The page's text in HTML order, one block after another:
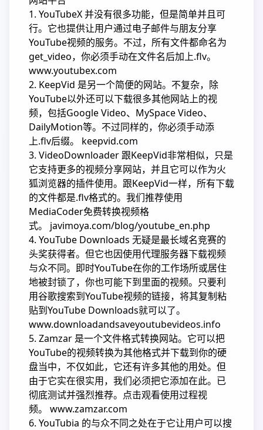
1. YouTubeX 并没有很多功能，但是简单并且可
行。它也提供让用户通过电子邮件与朋友分享
YouTube视频的服务。不过，所有文件都命名为
get_video，你必须手动在文件名后加上.flv。
www.youtubex.com
2. KeepVid 是另一个简便的网站。不复杂，除
YouTube以外还可以下载很多其他网站上的视
频，包括Google Video、MySpace Video、
DailyMotion等。不过同样的，你必须手动添
上.flv后缀。 keepvid.com
3. VideoDownloader 跟KeepVid非常相似，只是
它支持更多的视频分享网站，并且它可以作为火
狐浏览器的插件使用。跟KeepVid一样，所有下载
的文件都是.flv格式的。我们推荐使用
MediaCoder免费转换视频格
式。 javimoya.com/blog/youtube_en.php
4. YouTube Downloads 无疑是最长域名竞赛的
头奖获得者。但它也因使用代理服务器下载视频
与众不同。即时YouTube在你的工作场所或居住
地被封锁了，你也可能下到里面的视频。只要利
用谷歌搜索到YouTube视频的链接，将其复制粘
贴到YouTube Downloads就可以了。
www.downloadandsaveyoutubevideos.info
5. Zamzar 是一个文件格式转换网站。它可以把
YouTube的视频转换为其他格式并下载到你的硬
盘当中，不仅如此，它还有许多其他的用处。但
由于它实在很实用，我们必须把它添加在此。已
彻底测试并强烈推荐。点击观看使用过程视
频。 www.zamzar.com
6. YouTubia 的与众不同之处在于它让用户可以搜